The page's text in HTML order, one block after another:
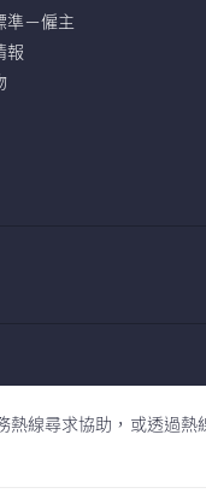
線尋求協助，或透過熱
準－僱主
報